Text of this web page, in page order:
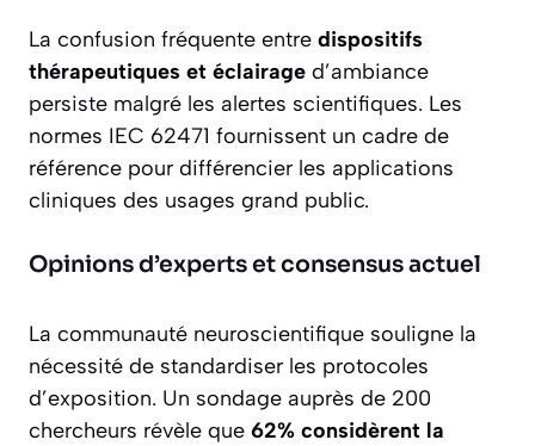
La confusion fréquente entre dispositifs
thérapeutiques et éclairage d’ambiance
persiste malgré les alertes scientifiques. Les
normes IEC 62471 fournissent un cadre de
référence pour différencier les applications
cliniques des usages grand public.
Opinions d’experts et consensus actuel
La communauté neuroscientifique souligne la
nécessité de standardiser les protocoles
d’exposition. Un sondage auprès de 200
chercheurs révèle que 62% considèrent la